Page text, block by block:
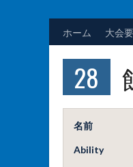
ホーム 大会
28
名前
Ability